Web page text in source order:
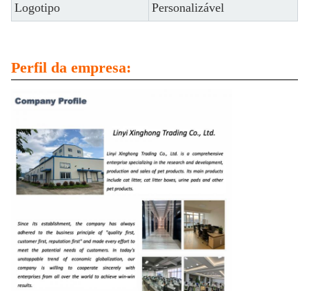
Logotipo
Personalizável
Perfil da empresa: